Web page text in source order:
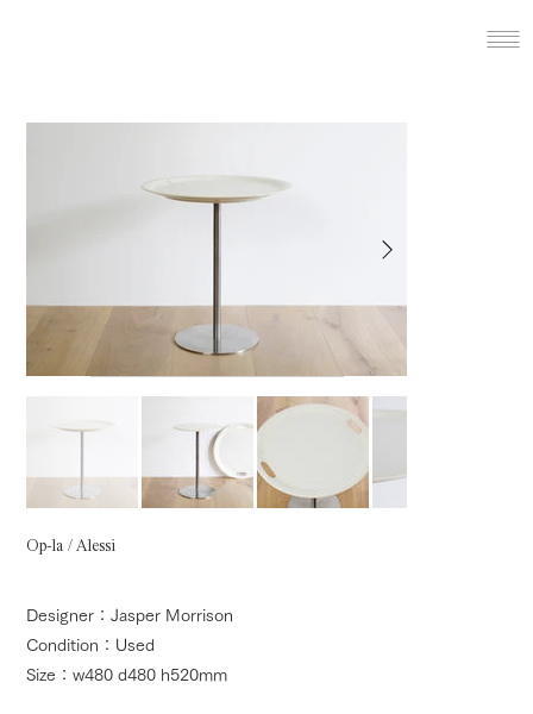
Op-la / Alessi
Designer：Jasper Morrison
Condition：Used
Size：w480 d480 h520mm